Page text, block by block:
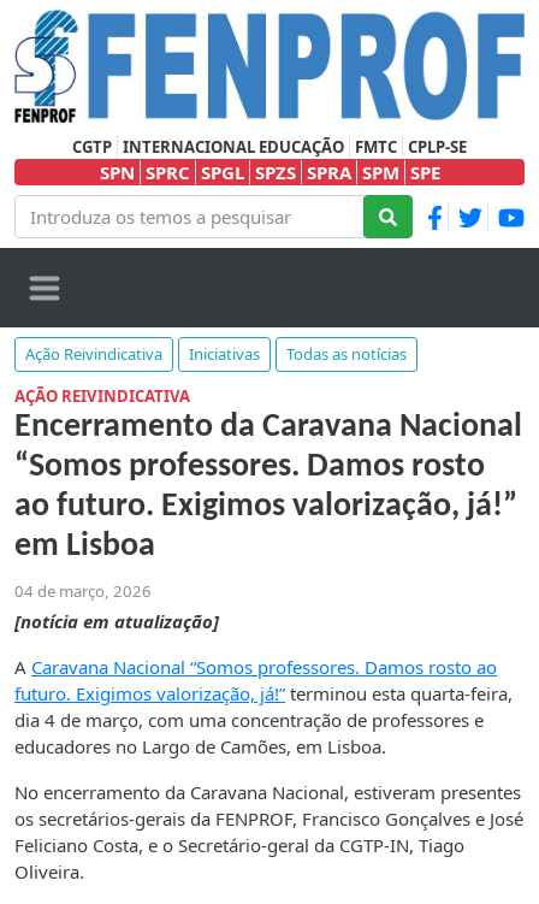
CGTP INTERNACIONAL EDUCAÇÃO FMTC CPLP-SE
SPN SPRC SPGL SPZS SPRA SPM SPE
Ação Reivindicativa Iniciativas
Todas as notícias
AÇÃO REIVINDICATIVA
Encerramento da Caravana Nacional
“Somos professores. Damos rosto
ao futuro. Exigimos valorização, já!”
em Lisboa
04 de março, 2026
[notícia em atualização]
A Caravana Nacional “Somos professores. Damos rosto ao
futuro. Exigimos valorização, já!” terminou esta quarta-feira,
dia 4 de março, com uma concentração de professores e
educadores no Largo de Camões, em Lisboa.
No encerramento da Caravana Nacional, estiveram presentes
os secretários-gerais da FENPROF, Francisco Gonçalves e José
Feliciano Costa, e o Secretário-geral da CGTP-IN, Tiago
Oliveira.